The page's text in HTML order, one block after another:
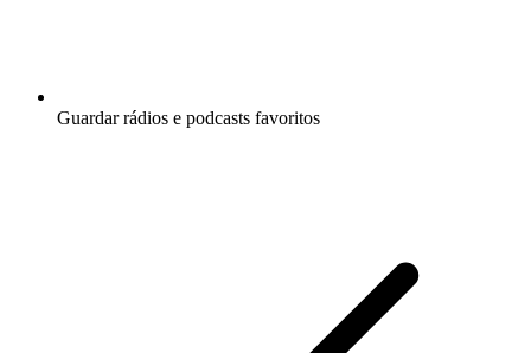
Guardar rádios e podcasts favoritos